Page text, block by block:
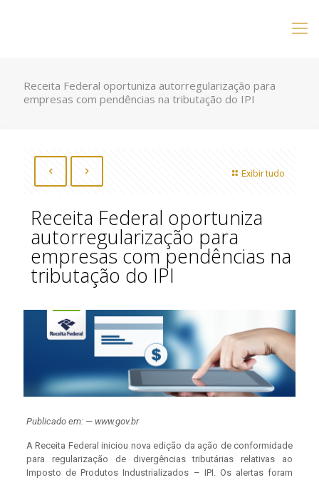
Receita Federal oportuniza autorregularização para
empresas com pendências na tributação do IPI
Exibir tudo
Receita Federal oportuniza
autorregularização para
empresas com pendências na
tributação do IPI
Publicado em: — www.gov.br
A Receita Federal iniciou nova edição da ação de conformidade
para regularização de divergências tributárias relativas ao
Imposto de Produtos Industrializados – IPI. Os alertas foram